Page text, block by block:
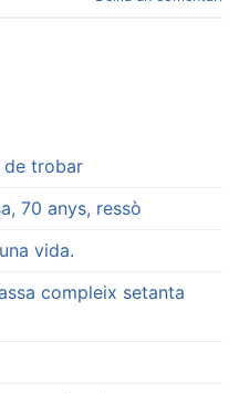
de trobar
70 anys, ressò
vida.
compleix setanta